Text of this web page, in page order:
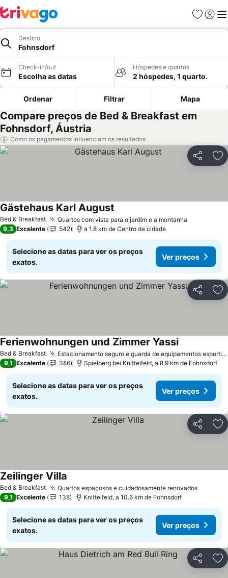
Favoritos
Iniciar
Destino
Fohnsdorf
Check-in/out
Escolha as datas
Hóspedes e quartos
2 hóspedes, 1 quarto.
Ordenar Filtrar Mapa
Compare preços de Bed & Breakfast em
Fohnsdorf, Áustria
Como os pagamentos influenciam os resultados
Partilhar
Bed & Breakfast Quartos com vista para o jardim e a montanha
Gästehaus Karl August
9,3 Excelente 542 a 1.8 km de Centro da cidade
Selecione as datas para ver os preços
exatos.
Ver preços
Partilhar
Bed & Breakfast Estacionamento seguro e guarda de equipamentos esportivos
Ferienwohnungen und Zimmer Yassi
9,1 Excelente 386 Spielberg bei Knittelfeld, a 8.9 km de Fohnsdorf
Selecione as datas para ver os preços
exatos.
Ver preços
Partilhar
Bed & Breakfast Quartos espaçosos e cuidadosamente renovados
Zeilinger Villa
9,1 Excelente 138 Knittelfeld, a 10.6 km de Fohnsdorf
Selecione as datas para ver os preços
exatos.
Ver preços
Partilhar